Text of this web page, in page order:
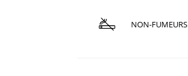
NON-FUMEURS